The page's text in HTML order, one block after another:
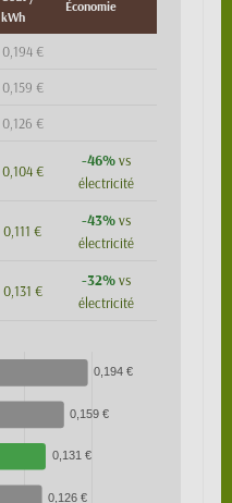
kWh
Économie
0,194 €
0,159 €
0,126 €
0,104 €
-46%vs
électricité
0,111 €
-43%vs
électricité
0,131 €
-32%vs
électricité